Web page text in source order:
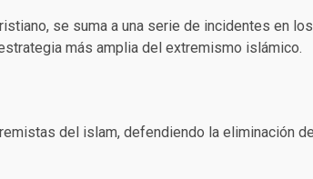
se suma a una serie de incidentes en
más amplia del extremismo islámico.​
del islam, defendiendo la eliminación